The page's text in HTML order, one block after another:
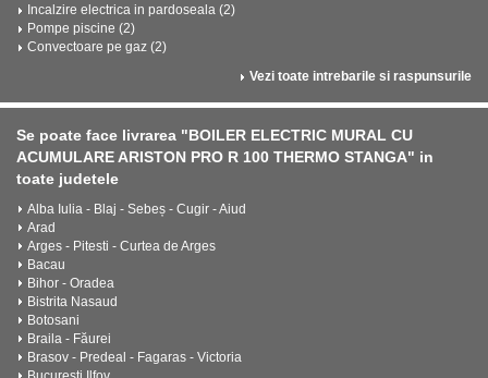
Incalzire electrica in pardoseala (2)
Pompe piscine (2)
Convectoare pe gaz (2)
Vezi toate intrebarile si raspunsurile
Se poate face livrarea "BOILER ELECTRIC MURAL CU
ACUMULARE ARISTON PRO R 100 THERMO STANGA" in
toate judetele
Alba Iulia - Blaj - Sebeș - Cugir - Aiud
Arad
Arges - Pitesti - Curtea de Arges
Bacau
Bihor - Oradea
Bistrita Nasaud
Botosani
Braila - Făurei
Brasov - Predeal - Fagaras - Victoria